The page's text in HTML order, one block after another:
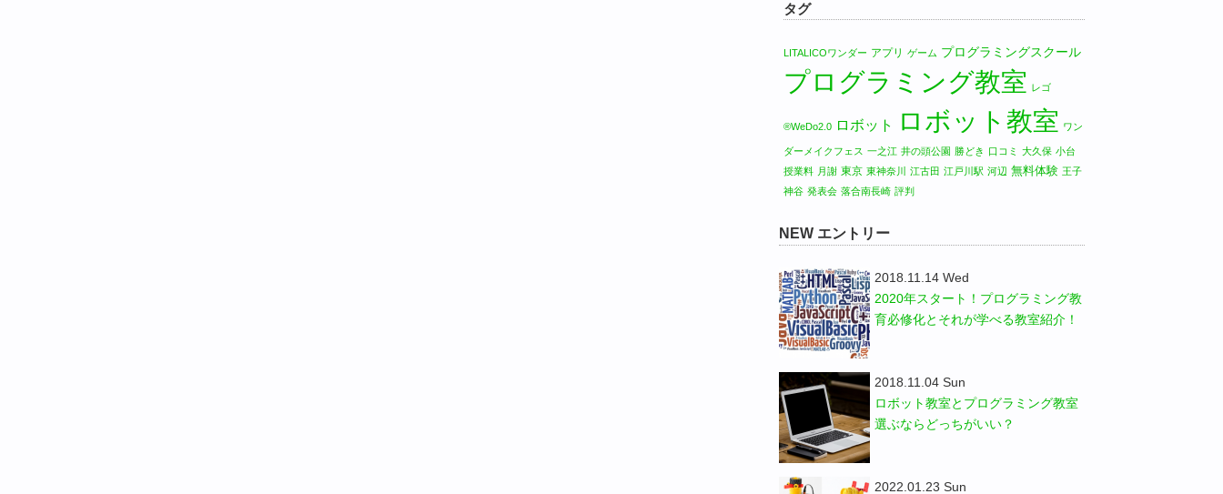
タグ
LITALICOワンダー アプリ ゲーム プログラミングスクール
プログラミング教室 レゴ
®WeDo2.0 ロボット ロボット教室 ワン
ダーメイクフェス 一之江 井の頭公園 勝どき 口コミ 大久保 小台
授業料 月謝 東京 東神奈川 江古田 江戸川駅 河辺 無料体験 王子
神谷 発表会 落合南長崎 評判
NEW エントリー
2018.11.14 Wed
2020年スタート！プログラミング教
育必修化とそれが学べる教室紹介！
2018.11.04 Sun
ロボット教室とプログラミング教室
選ぶならどっちがいい？
2022.01.23 Sun